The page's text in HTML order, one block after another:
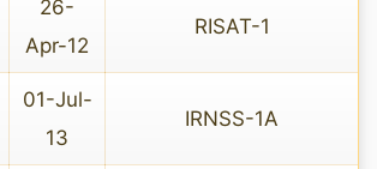
26-
Apr-12
RISAT-1
01-Jul-
13
IRNSS-1A